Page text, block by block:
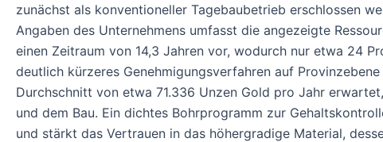
zunächst als konventioneller Tagebaubetrieb erschlossen
Angaben des Unternehmens umfasst die angezeigte
einen Zeitraum von 14,3 Jahren vor, wodurch nur etwa 24
deutlich kürzeres Genehmigungsverfahren auf
Durchschnitt von etwa 71.336 Unzen Gold pro Jahr
und dem Bau. Ein dichtes Bohrprogramm zur
und stärkt das Vertrauen in das höhergradige Material,